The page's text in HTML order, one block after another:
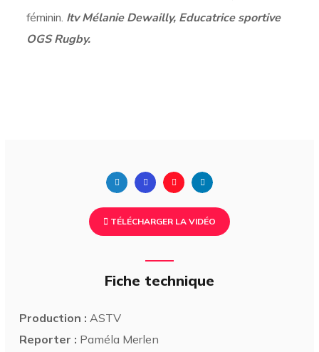
féminin. Itv Mélanie Dewailly, Educatrice sportive
OGS Rugby.
TÉLÉCHARGER LA VIDÉO
Fiche technique
Production : ASTV
Reporter : Paméla Merlen